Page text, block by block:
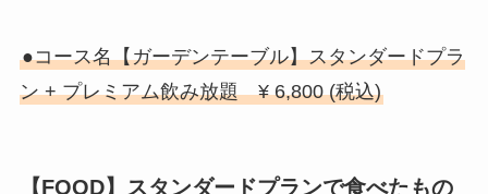
●コース名【ガーデンテーブル】スタンダードプラ
ン + プレミアム飲み放題 ¥ 6,800 (税込)
【FOOD】スタンダードプランで食べたもの